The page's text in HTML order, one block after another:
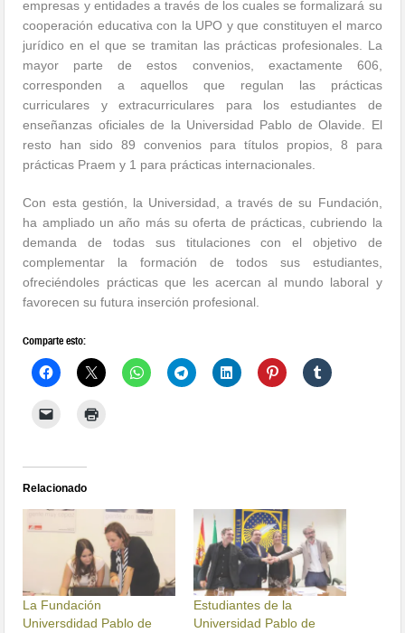
empresas y entidades a través de los cuales se formalizará su
cooperación educativa con la UPO y que constituyen el marco
jurídico en el que se tramitan las prácticas profesionales. La
mayor parte de estos convenios, exactamente 606,
corresponden a aquellos que regulan las prácticas
curriculares y extracurriculares para los estudiantes de
enseñanzas oficiales de la Universidad Pablo de Olavide. El
resto han sido 89 convenios para títulos propios, 8 para
prácticas Praem y 1 para prácticas internacionales.
Con esta gestión, la Universidad, a través de su Fundación,
ha ampliado un año más su oferta de prácticas, cubriendo la
demanda de todas sus titulaciones con el objetivo de
complementar la formación de todos sus estudiantes,
ofreciéndoles prácticas que les acercan al mundo laboral y
favorecen su futura inserción profesional.
Comparte esto:
Relacionado
La Fundación
Universdidad Pablo de
Estudiantes de la
Universidad Pablo de